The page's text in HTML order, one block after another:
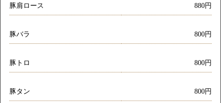
豚肩ロース 880円
豚バラ 800円
豚トロ 800円
豚タン 800円